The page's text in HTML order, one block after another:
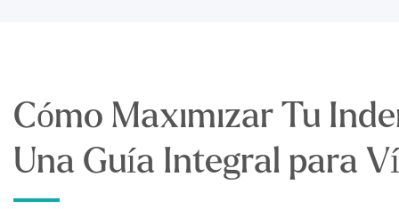
Cómo Maximizar Tu
Una Guía Integral para